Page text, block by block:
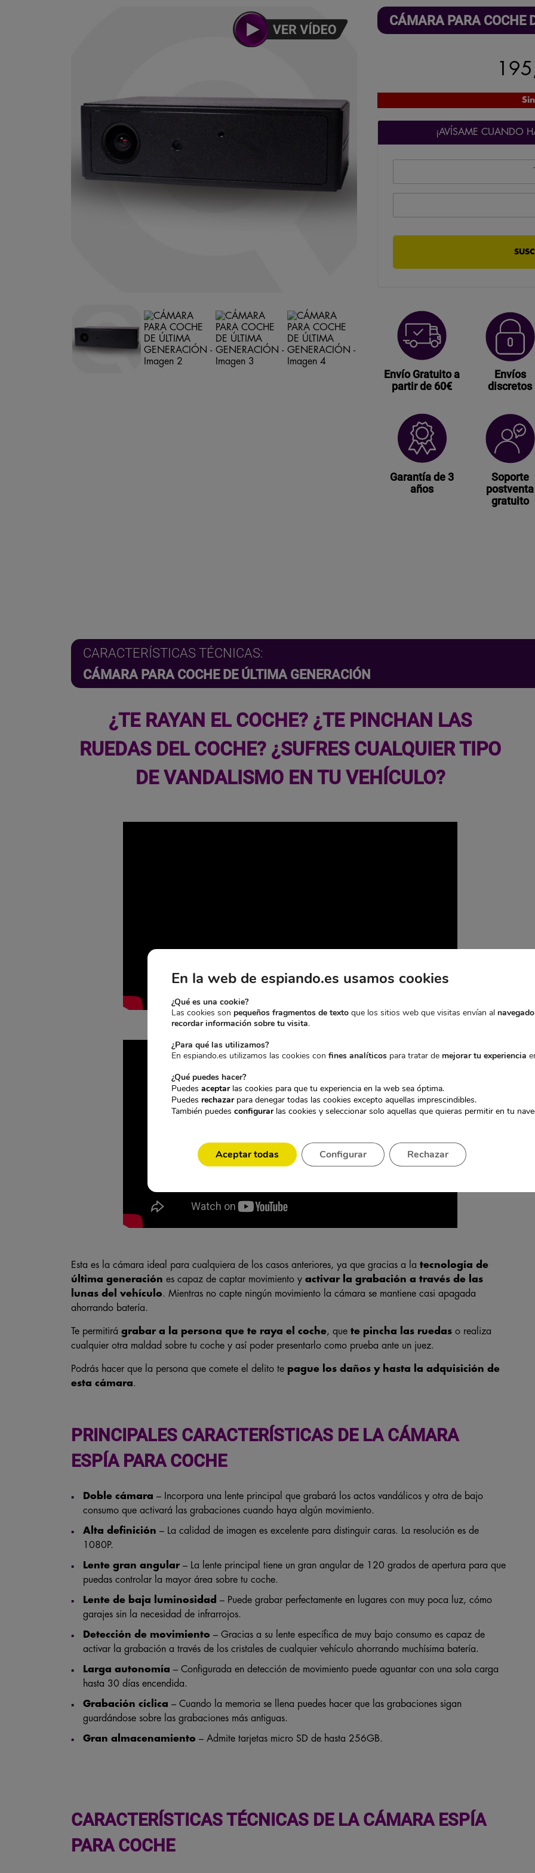
CÁMARA PARA COCHE
¡AVÍSAME CUANDO
Envío Gratuito a
partir de 60€
Envíos
discretos
Garantía de 3
años
Soporte
postventa
gratuito
CARACTERÍSTICAS TÉCNICAS:
CÁMARA PARA COCHE DE ÚLTIMA GENERACIÓN
¿TE RAYAN EL COCHE? ¿TE PINCHAN LAS
RUEDAS DEL COCHE? ¿SUFRES CUALQUIER TIPO
DE VANDALISMO EN TU VEHÍCULO?
Esta es la cámara ideal para cualquiera de los casos anteriores, ya que gracias a latecnología de
última generación es capaz de captar movimiento yactivar la grabación a través de las
lunas del vehículo. Mientras no capte ningún movimiento la cámara se mantiene casi apagada
ahorrando batería.
Te permitirágrabar a la persona que te raya el coche, quete pincha las ruedas o realiza
cualquier otra maldad sobre tu coche y así poder presentarlo como prueba ante un juez.
Podrás hacer que la persona que comete el delito te pague los daños y hasta la adquisición de
esta cámara.
PRINCIPALES CARACTERÍSTICAS DE LA CÁMARA
ESPÍA PARA COCHE
Doble cámara – Incorpora una lente principal que grabará los actos vandálicos y otra de bajo
consumo que activará las grabaciones cuando haya algún movimiento.
Alta definición – La calidad de imagen es excelente para distinguir caras. La resolución es de
1080P.
Lente gran angular – La lente principal tiene un gran angular de 120 grados de apertura para que
puedas controlar la mayor área sobre tu coche.
Lente de baja luminosidad – Puede grabar perfectamente en lugares con muy poca luz, cómo
garajes sin la necesidad de infrarrojos.
Detección de movimiento – Gracias a su lente específica de muy bajo consumo es capaz de
activar la grabación a través de los cristales de cualquier vehículo ahorrando muchísima batería.
Larga autonomía – Configurada en detección de movimiento puede aguantar con una sola carga
hasta 30 días encendida.
Grabación cíclica – Cuando la memoria se llena puedes hacer que las grabaciones sigan
guardándose sobre las grabaciones más antiguas.
Gran almacenamiento – Admite tarjetas micro SD de hasta 256GB.
CARACTERÍSTICAS TÉCNICAS DE LA CÁMARA ESPÍA
PARA COCHE
En la web de espiando.es usamos cookies
¿Qué es una cookie?
Las cookies son pequeños fragmentos de texto que los sitios web que visitas envían al
recordar información sobre tu visita.
¿Para qué las utilizamos?
En espiando.es utilizamos las cookies con fines analíticos para tratar de mejorar tu experiencia
¿Qué puedes hacer?
Puedes aceptarlas cookies para que tu experiencia en la web sea óptima.
Puedes rechazarpara denegar todas las cookies excepto aquellas imprescindibles.
También puedes configurarlas cookies y seleccionar solo aquellas que quieras permitir en tu
Aceptar todas Rechazar
Configurar